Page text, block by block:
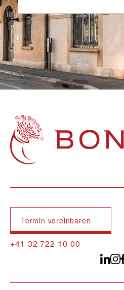
Navigation principale
Termin vereinbaren
+41 32 722 10 00